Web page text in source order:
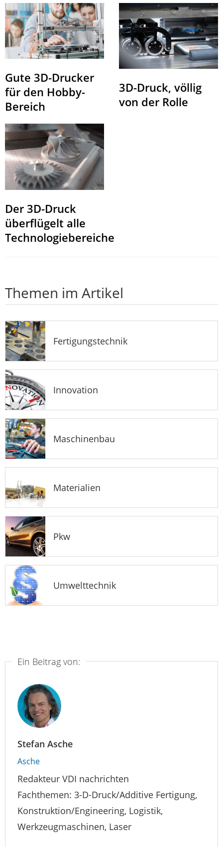
Gute 3D-Drucker
für den Hobby-
Bereich
3D-Druck, völlig
von der Rolle
Der 3D-Druck
überflügelt alle
Technologiebereiche
Themen im Artikel
Fertigungstechnik
Innovation
Maschinenbau
Materialien
Pkw
Umwelttechnik
Ein Beitrag von:
Stefan Asche
Asche
Redakteur VDI nachrichten
Fachthemen: 3-D-Druck/Additive Fertigung,
Konstruktion/Engineering, Logistik,
Werkzeugmaschinen, Laser